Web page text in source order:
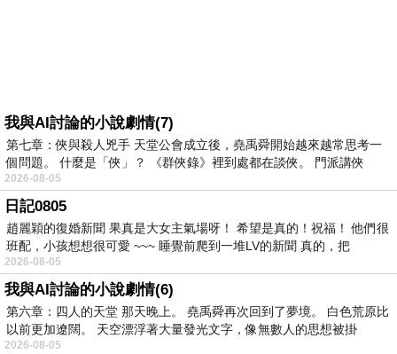
我與AI討論的小說劇情(7)
第七章：俠與殺人兇手 天堂公會成立後，堯禹舜開始越來越常思考一
個問題。 什麼是「俠」？ 《群俠錄》裡到處都在談俠。 門派講俠
2026-08-05
日記0805
趙麗穎的復婚新聞 果真是大女主氣場呀！ 希望是真的！祝福！ 他們很
班配，小孩想想很可愛 ~~~ 睡覺前爬到一堆LV的新聞 真的，把
2026-08-05
我與AI討論的小說劇情(6)
第六章：四人的天堂 那天晚上。 堯禹舜再次回到了夢境。 白色荒原比
以前更加遼闊。 天空漂浮著大量發光文字，像無數人的思想被掛
2026-08-05